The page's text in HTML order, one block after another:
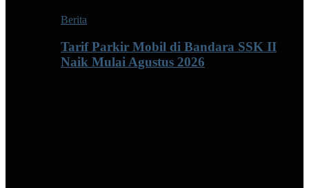
Berita
Tarif Parkir Mobil di Bandara SSK II
Naik Mulai Agustus 2026